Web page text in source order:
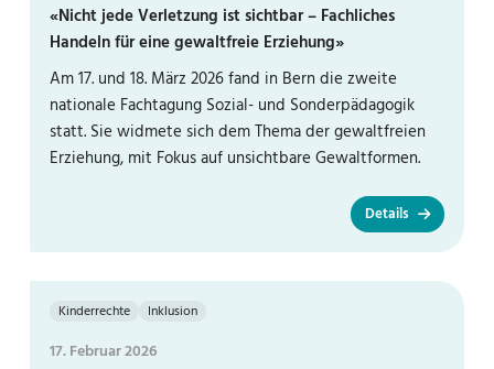
«Nicht jede Verletzung ist sichtbar – Fachliches
Handeln für eine gewaltfreie Erziehung»
Am 17. und 18. März 2026 fand in Bern die zweite
nationale Fachtagung Sozial- und Sonderpädagogik
statt. Sie widmete sich dem Thema der gewaltfreien
Erziehung, mit Fokus auf unsichtbare Gewaltformen.
Details
Kinderrechte Inklusion
17. Februar 2026